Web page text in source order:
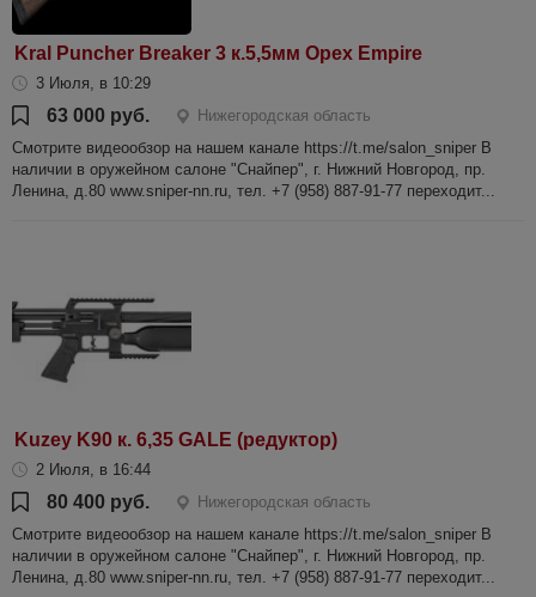
Kral Puncher Breaker 3 к.5,5мм Орех Empire
3 Июля, в 10:29
63 000 руб.
Нижегородская область
Смотрите видеообзор на нашем канале https://t.me/salon_sniper В
наличии в оружейном салоне "Снайпер", г. Нижний Новгород, пр.
Ленина, д.80 www.sniper-nn.ru, тел. +7 (958) 887-91-77 переходит...
Kuzey K90 к. 6,35 GALE (редуктор)
2 Июля, в 16:44
80 400 руб.
Нижегородская область
Смотрите видеообзор на нашем канале https://t.me/salon_sniper В
наличии в оружейном салоне "Снайпер", г. Нижний Новгород, пр.
Ленина, д.80 www.sniper-nn.ru, тел. +7 (958) 887-91-77 переходит...